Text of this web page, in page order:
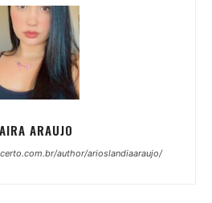
ARAUJO
author/arioslandiaaraujo/